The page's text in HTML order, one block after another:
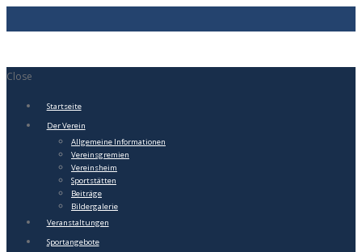
Close
Startseite
Der Verein
Allgemeine Informationen
Vereinsgremien
Vereinsheim
Sportstätten
Beiträge
Bildergalerie
Veranstaltungen
Sportangebote